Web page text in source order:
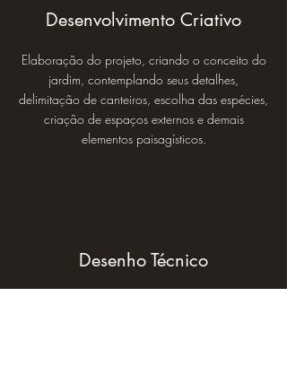
Desenvolvimento Criativo
Elaboração do projeto, criando o conceito do
jardim, contemplando seus detalhes,
delimitação de canteiros, escolha das espécies,
criação de espaços externos e demais
elementos paisagísticos.
Desenho Técnico